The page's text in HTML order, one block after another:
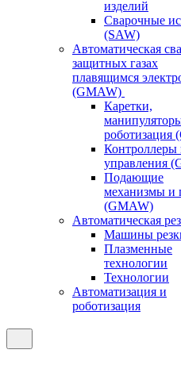
изделий
Сварочные
(SAW)
Автоматическая
защитных газах
плавящимся
(GMAW)
Каретки,
роботизация
Контроллеры
управления
Подающие
механизмы и
(GMAW)
Автоматическая
Машины
Плазменные
технологии
Технологии
Автоматизация и
роботизация